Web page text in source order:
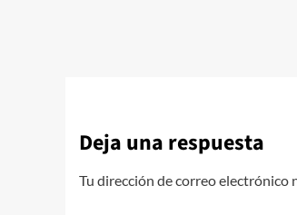
Deja una respuesta
Tu dirección de correo electrónico